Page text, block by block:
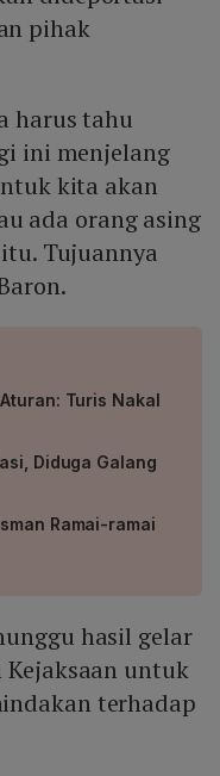
pihak
harus tahu
ini menjelang
kita akan
ada orang asing
Tujuannya
Turis Nakal
Diduga Galang
Ramai-ramai
hasil gelar
untuk
terhadap